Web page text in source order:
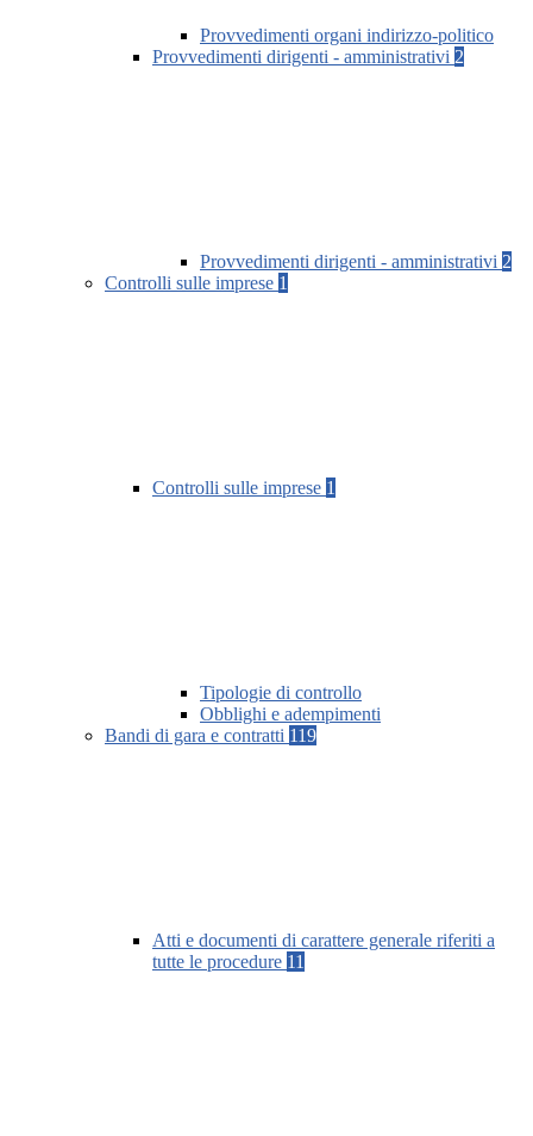
Provvedimenti organi indirizzo-politico
Provvedimenti dirigenti - amministrativi 2
Provvedimenti dirigenti - amministrativi 2
Controlli sulle imprese 1
Controlli sulle imprese 1
Tipologie di controllo
Obblighi e adempimenti
Bandi di gara e contratti 119
Atti e documenti di carattere generale riferiti a
tutte le procedure 11